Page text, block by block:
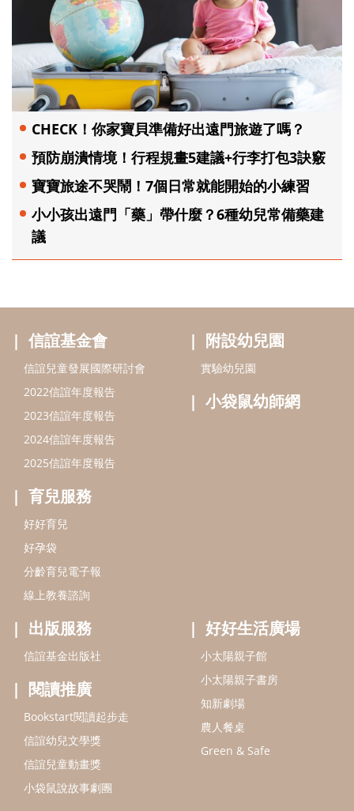
CHECK！你家寶貝準備好出遠門旅遊了嗎？
預防崩潰情境！行程規畫5建議+行李打包3訣竅
寶寶旅途不哭鬧！7個日常就能開始的小練習
小小孩出遠門「藥」帶什麼？6種幼兒常備藥建
議
信誼基金會
信誼兒童發展國際研討會
2022信誼年度報告
2023信誼年度報告
2024信誼年度報告
2025信誼年度報告
育兒服務
好好育兒
好孕袋
分齡育兒電子報
線上教養諮詢
附設幼兒園
實驗幼兒園
小袋鼠幼師網
出版服務
信誼基金出版社
閱讀推廣
Bookstart閱讀起步走
信誼幼兒文學獎
信誼兒童動畫獎
小袋鼠說故事劇團
好好生活廣場
小太陽親子館
小太陽親子書房
知新劇場
農人餐桌
Green & Safe